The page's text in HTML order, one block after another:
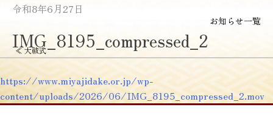
令和8年6月27日
お知らせ一覧
IMG_8195_compressed_2
https://www.miyajidake.or.jp/wp-
content/uploads/2026/06/IMG_8195_compressed_2.mov
投
稿
ナ
ビ
≪大祓式